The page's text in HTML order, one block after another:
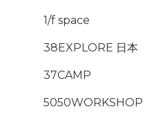
1/f space
38EXPLORE 日本
37CAMP
5050WORKSHOP